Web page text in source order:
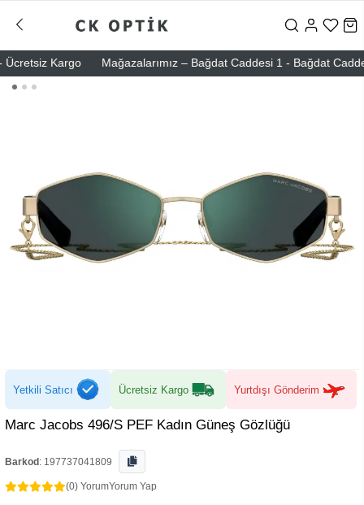
Kargo Mağazalarımız – Bağdat Caddesi 1 - Bağdat
Yetkili Satıcı Ücretsiz Kargo Yurtdışı Gönderim
Marc Jacobs 496/S PEF Kadın Güneş Gözlüğü
Barkod : 197737041809
(0) YorumYorum Yap